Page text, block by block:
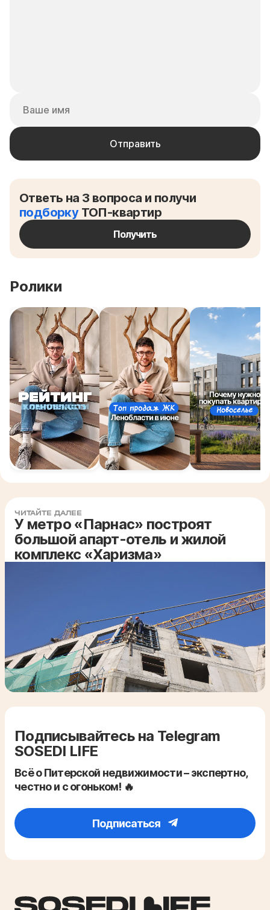
Ответь на 3 вопроса и получи
подборкуТОП-квартир
Получить
Ролики
ЧИТАЙТЕ ДАЛЕЕ
У метро «Парнас» построят
большой апарт-отель и жилой
комплекс «Харизма»
Подписывайтесь на Telegram
SOSEDI LIFE
Всё о Питерской недвижимости – экспертно,
честно и с огоньком! 🔥
Подписаться